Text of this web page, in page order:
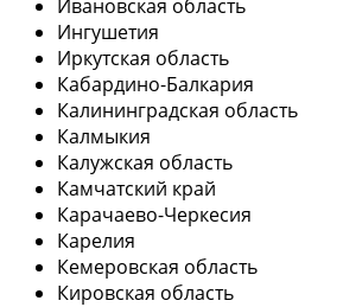
Ивановская область
Ингушетия
Иркутская область
Кабардино-Балкария
Калининградская область
Калмыкия
Калужская область
Камчатский край
Карачаево-Черкесия
Карелия
Кемеровская область
Кировская область